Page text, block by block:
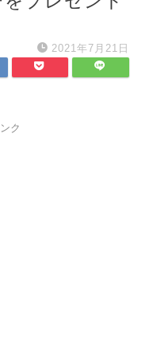
2021年7月21日
ク